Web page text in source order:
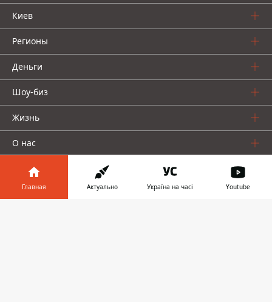
Киев
Регионы
Деньги
Шоу-биз
Жизнь
О нас
Главная Актуально Україна на часі Youtube